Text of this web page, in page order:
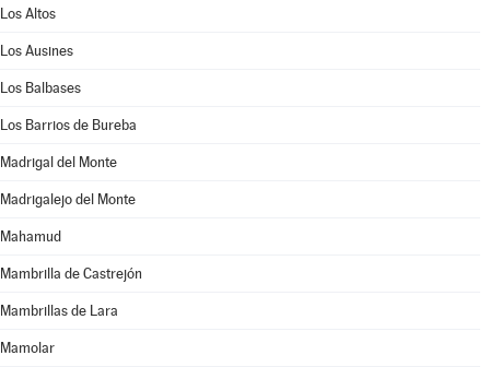
Los Altos
Los Ausines
Los Balbases
Los Barrios de Bureba
Madrigal del Monte
Madrigalejo del Monte
Mahamud
Mambrilla de Castrejón
Mambrillas de Lara
Mamolar